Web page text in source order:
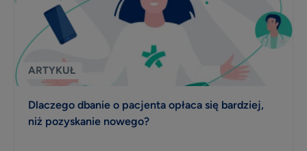
ARTYKUŁ
Dlaczego dbanie o pacjenta opłaca się bardziej,
niż pozyskanie nowego?